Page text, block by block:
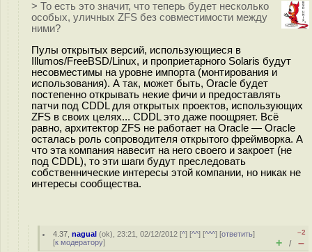
> То есть это значит, что теперь будет несколько
особых, уличных ZFS без совместимости между
ними?
Пулы открытых версий, использующиеся в
Illumos/FreeBSD/Linux, и проприетарного Solaris будут
несовместимы на уровне импорта (монтирования и
использования). А так, может быть, Oracle будет
постепенно открывать некие фичи и предоставлять
патчи под CDDL для открытых проектов, использующих
ZFS в своих целях... CDDL это даже поощряет. Всё
равно, архитектор ZFS не работает на Oracle — Oracle
осталась роль сопроводителя открытого фреймворка. А
что эта компания навесит на него своего и закроет (не
под CDDL), то эти шаги будут преследовать
собственнические интересы этой компании, но никак не
интересы сообщества.
4.37 ,nagual (ok), 23:21, 02/12/2012 [^] [^^] [^^^] [ответить]
[к модератору]
–2
+ / –